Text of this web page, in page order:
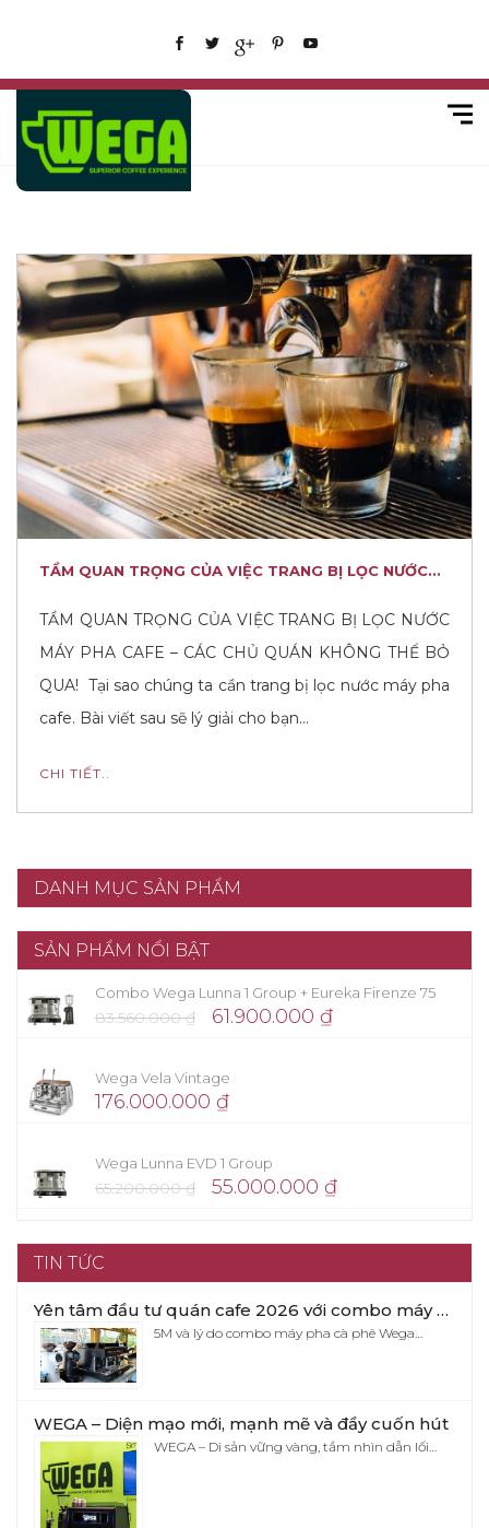
TẦM QUAN TRỌNG CỦA VIỆC TRANG BỊ LỌC NƯỚC...
TẦM QUAN TRỌNG CỦA VIỆC TRANG BỊ LỌC NƯỚC
MÁY PHA CAFE – CÁC CHỦ QUÁN KHÔNG THỂ BỎ
QUA! Tại sao chúng ta cần trang bị lọc nước máy pha
cafe. Bài viết sau sẽ lý giải cho bạn…
CHI TIẾT..
DANH MỤC SẢN PHẨM
SẢN PHẨM NỔI BẬT
Combo Wega Lunna 1 Group + Eureka Firenze 75
83.560.000₫ 61.900.000 ₫
Wega Vela Vintage
176.000.000 ₫
Wega Lunna EVD 1 Group
65.200.000₫ 55.000.000 ₫
TIN TỨC
Yên tâm đầu tư quán cafe 2026 với combo máy pha cafe Wega Pegaso x Eureka Firenze 75
5M và lý do combo máy pha cà phê Wega…
WEGA – Diện mạo mới, mạnh mẽ và đầy cuốn hút
WEGA – Di sản vững vàng, tầm nhìn dẫn lối…